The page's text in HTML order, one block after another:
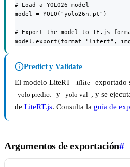
# Load a YOLO26 model
model = YOLO("yolo26n.pt")
# Export the model to TF.js
model.export(format="litert",
Predict y Validate
El modelo LiteRT
.tflite exportado
yolo predict y yolo val , y se
de LiteRT.js. Consulta la guía de
Argumentos de exportación#